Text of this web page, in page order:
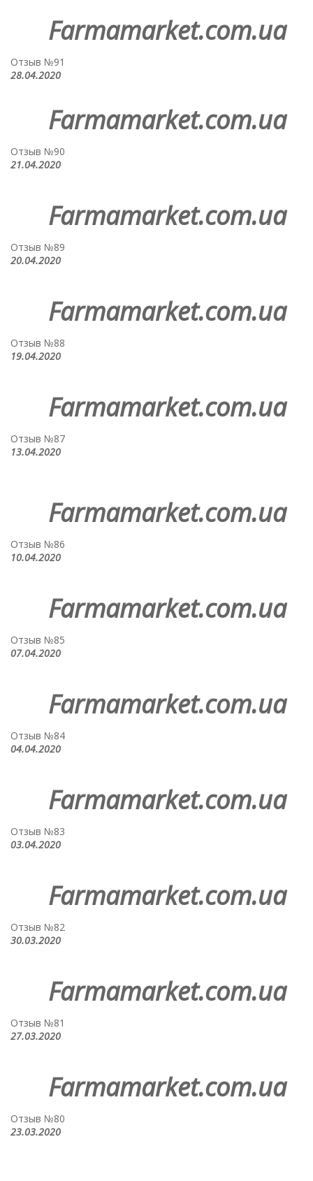
Farmamarket.com.ua
Отзыв №91
28.04.2020
Farmamarket.com.ua
Отзыв №90
21.04.2020
Farmamarket.com.ua
Отзыв №89
20.04.2020
Farmamarket.com.ua
Отзыв №88
19.04.2020
Farmamarket.com.ua
Отзыв №87
13.04.2020
Farmamarket.com.ua
Отзыв №86
10.04.2020
Farmamarket.com.ua
Отзыв №85
07.04.2020
Farmamarket.com.ua
Отзыв №84
04.04.2020
Farmamarket.com.ua
Отзыв №83
03.04.2020
Farmamarket.com.ua
Отзыв №82
30.03.2020
Farmamarket.com.ua
Отзыв №81
27.03.2020
Farmamarket.com.ua
Отзыв №80
23.03.2020